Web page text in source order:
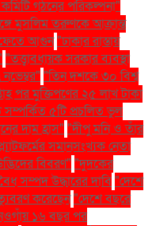
কমিটি গঠনের পরিকল্পনা"
মুসলিম তরুণকে আক্রান্ত
আগুন"ঢাকার রাস্তায়
"তত্ত্বাবধায়ক সরকার ব্যবস্থা
"তিন দশকে ৩০ বিশ্ব
পর মুক্তিপণের ২৫ লাখ টাকা
৫টি প্রচলিত ভুল
দাম হ্রাস" "দীপু মনি ও তাঁর
সমানসংখ্যক নেতা
বিবরণ" "দুদকের
সম্পদ উদ্ধারের দাবি"দেশে
করেছেন"দেশে বছরে
১৬ বছর পর